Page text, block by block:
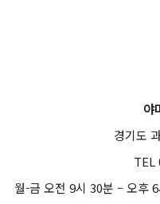
야
경기도
TEL
월-금 오전 9시 30분 – 오후